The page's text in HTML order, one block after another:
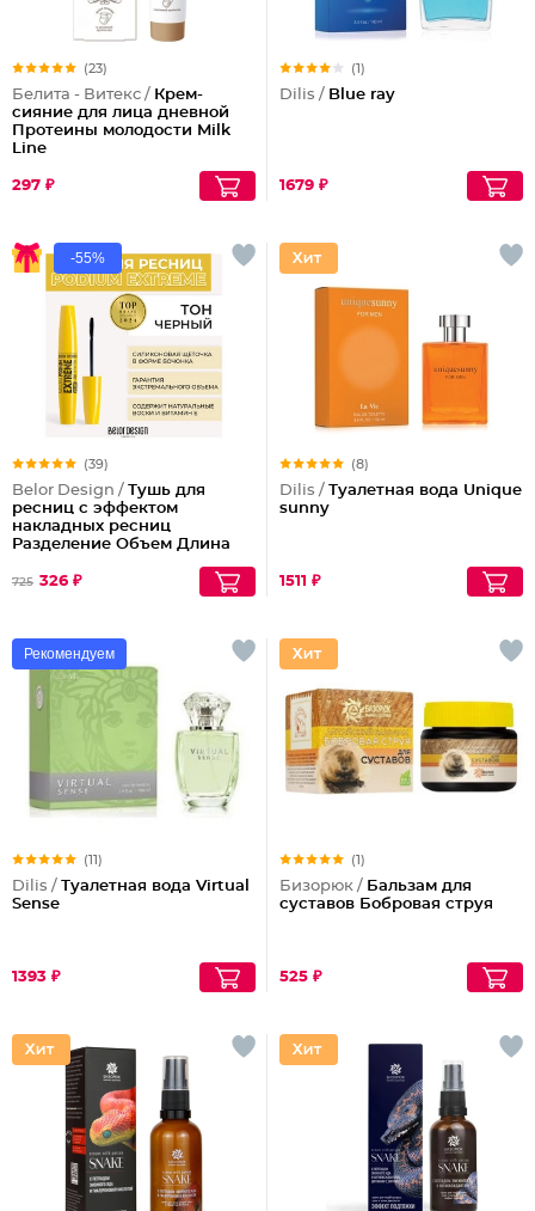
(23)
Белита - Витекс / Крем-
сияние для лица дневной
Протеины молодости Milk
Line
297 ₽
(1)
Dilis / Blue ray
1679 ₽
-55%
(39)
Belor Design / Тушь для
ресниц с эффектом
накладных ресниц
Разделение Объем Длина
725 326 ₽
(8)
Dilis / Туалетная вода Unique
sunny
1511 ₽
Рекомендуем
(11)
Dilis / Туалетная вода Virtual
Sense
1393 ₽
(1)
Бизорюк / Бальзам для
суставов Бобровая струя
525 ₽